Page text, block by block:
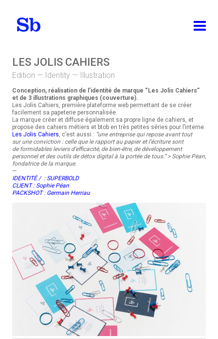
WORKS
ALL
IDENTITY
PACKAGING DESIGN
EDITION
TEACHING
CONTACT
LES JOLIS CAHIERS
Edition — Identity — Illustration
Conception, réalisation de l’identité de marque “Les Jolis Cahiers”
et de 3 illustrations graphiques (couverture).
Les Jolis Cahiers, première plateforme web permettant de se créer
facilement sa papeterie personnalisée.
La marque créer et diffuse également sa propre ligne de cahiers, et
propose des cahiers métiers et btob en très petites séries pour l’interne.
Les Jolis Cahiers, c’est aussi : “une entreprise qui repose avant tout
sur une conviction : celle que le rapport au papier et l’écriture sont
de formidables leviers d’efficacité, de bien-être, de développement
personnel et des outils de détox digital à la portée de tous.” > Sophie Péan,
fondatrice de la marque.
—
IDENTITÉ / : SUPERBOLD
CLIENT : Sophie Péan
PACKSHOT : Germain Herriau